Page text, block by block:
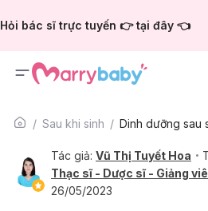
Hỏi bác sĩ trực tuyến 👉 tại đây 👈
Sau khi sinh Dinh dưỡng sau
Tác giả: Vũ Thị Tuyết Hoa
Thạc sĩ - Dược sĩ - Giảng
26/05/2023